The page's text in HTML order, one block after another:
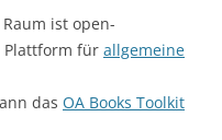
ist open-
Plattform für allgemeine
das OA Books Toolkit